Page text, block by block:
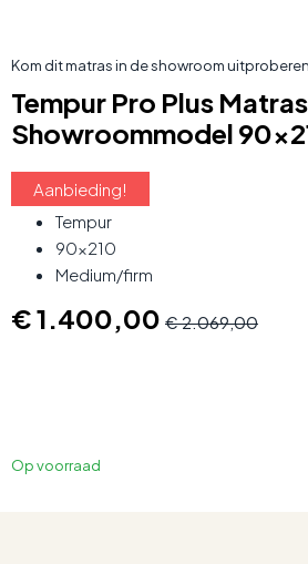
Kom dit matras in de showroom uitproberen
Tempur Pro Plus
Showroommodel
Aanbieding!
Tempur
90×210
Medium/firm
€ 1.400,00 € 2.069,00
Op voorraad